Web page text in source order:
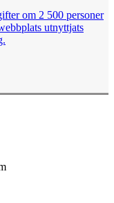
om 2 500 personer
utnyttjats